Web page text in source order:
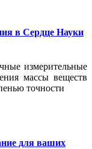
в Сердце Науки
измерительные
массы веществ
точности
для ваших